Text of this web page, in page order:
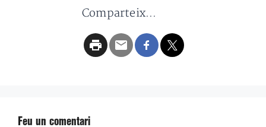
Comparteix...
Feu un comentari